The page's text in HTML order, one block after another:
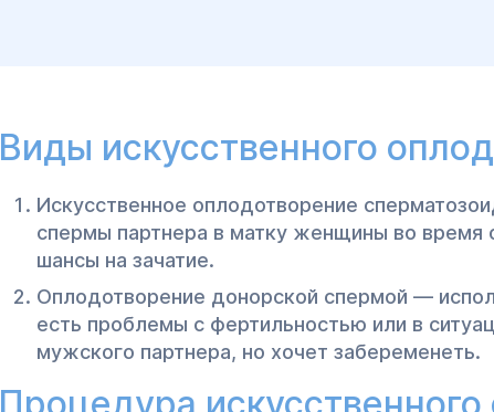
Виды искусственного
Искусственное оплодотворение
спермы партнера в матку женщины во время
шансы на зачатие.
Оплодотворение донорской спермой —
есть проблемы с фертильностью или в
мужского партнера, но хочет забеременеть.